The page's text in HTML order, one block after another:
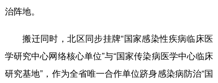
治阵地。
搬迁同时，北区同步挂牌“国家感染性疾病临床医
学研究中心网络核心单位”与“国家传染病医学中心临床
研究基地”，作为全省唯一合作单位跻身感染病防治“国